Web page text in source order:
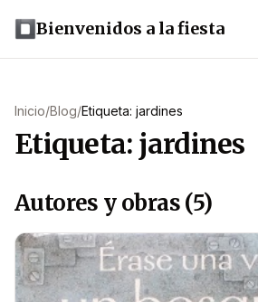
Bienvenidos a la fiesta
Inicio/Blog/Etiqueta: jardines
Etiqueta: jardines
Autores y obras (5)